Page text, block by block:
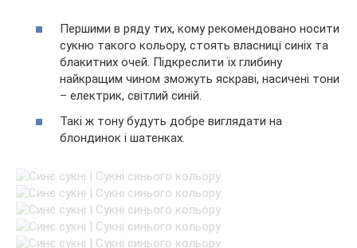
Першими в ряду тих, кому рекомендовано носити
сукню такого кольору, стоять власниці синіх та
блакитних очей. Підкреслити їх глибину
найкращим чином зможуть яскраві, насичені тони
– електрик, світлий синій.
Такі ж тону будуть добре виглядати на
блондинок і шатенках.